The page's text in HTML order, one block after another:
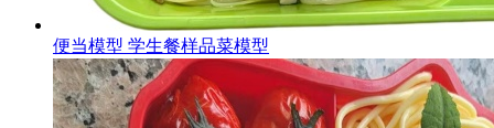
便当模型 学生餐样品菜模型